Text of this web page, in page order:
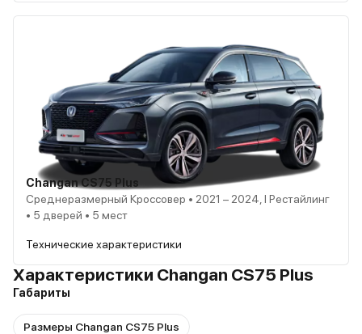
Changan CS75 Plus
Среднеразмерный Кроссовер • 2021 – 2024, I Рестайлинг
• 5 дверей • 5 мест
Технические характеристики
Характеристики Changan CS75 Plus
Габариты
Размеры Changan CS75 Plus